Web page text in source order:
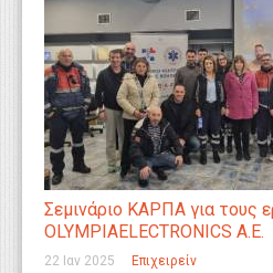
Σεμινάριο ΚΑΡΠΑ για τους
OLYMPIAELECTRONICS Α.Ε.
22 Ιαν 2025 Επιχειρείν